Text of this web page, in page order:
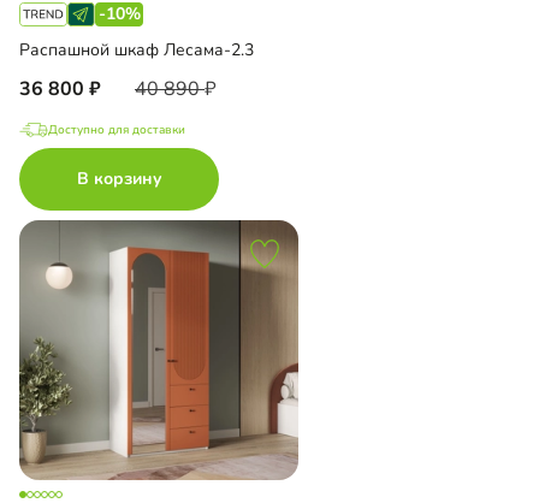
-10%
Распашной шкаф Лесама-2.3
36 800 40 890
Доступно для доставки
В корзину